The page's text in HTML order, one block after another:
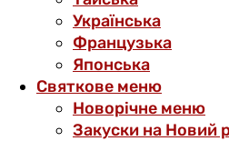
Українська
Французька
Японська
Святкове меню
Новорічне меню
Закуски на Новий